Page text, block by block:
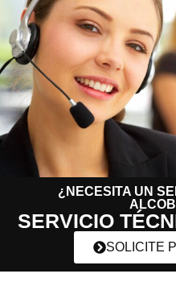
¿NECESITA UN
SERVICIO
SOLICITE